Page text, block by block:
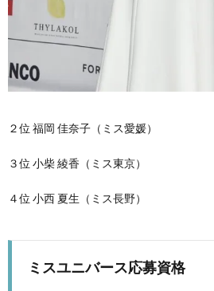
２位 福岡 佳奈子（ミス愛媛）
３位 小柴 綾香（ミス東京）
４位 小西 夏生（ミス長野）
ミスユニバース応募資格